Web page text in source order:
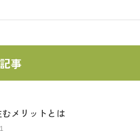
事
メリットとは